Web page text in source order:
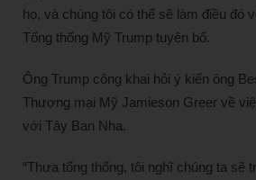
họ, và chúng tôi có thể sẽ làm điều đó
Tổng thống Mỹ Trump tuyên bố.
Ông Trump công khai hỏi ý kiến ông
Thương mại Mỹ Jamieson Greer về
với Tây Ban Nha.
“Thưa tổng thống, tôi nghĩ chúng ta sẽ